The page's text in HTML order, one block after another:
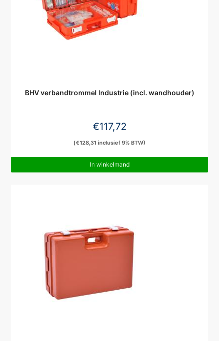
BHV verbandtrommel Industrie (incl. wandhouder)
€117,72
(€128,31 inclusief 9% BTW)
In winkelmand